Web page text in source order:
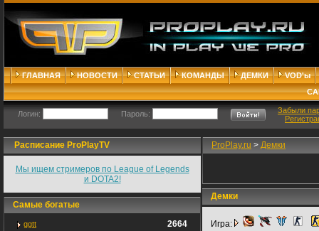
ГЛАВНАЯ НОВОСТИ СТАТЬИ КОМАНДЫ ДЕМКИ
VOD'ы
Логин: Пароль:
Забыли
Расписание ProPlayTV
Мы ищем стримеров по League of Legends
и DOTA2!
Самые богатые
ggtt 2664
ProPlay.ru > Демки
Демки
Игра: